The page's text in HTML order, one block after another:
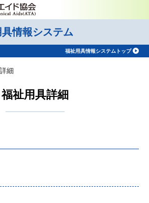
情報システム
福祉用具情報システムトップ
細
福祉用具詳細